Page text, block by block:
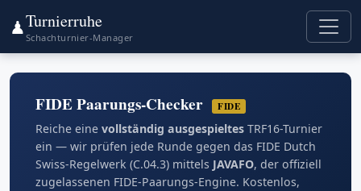
♟Turnierruhe
Schachturnier-Manager
FIDE Paarungs-Checker FIDE
Reiche eine vollständig ausgespieltes TRF16-Turnier
ein — wir prüfen jede Runde gegen das FIDE Dutch
Swiss-Regelwerk (C.04.3) mittels JAVAFO, der offiziell
zugelassenen FIDE-Paarungs-Engine. Kostenlos,